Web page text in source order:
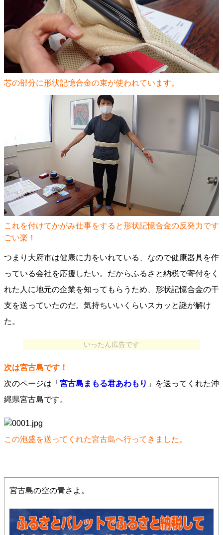
芯の部分に形状記憶合金の束が使われています。
これを付けてかがみ仕事をすると形状記憶合金の反発力です
ごい楽！
つまり大府市は健康に力をいれている、なので健康器具を作
っている会社を応援したい。だからふるさと納税で寄付をく
れた人に地元の企業を知ってもらうため、形状記憶合金の干
支を送っていたのだ。気持ちいいくらいスカッと謎が解け
た。
いったん広告です
次は宮古島です！
次のページは「 宮古島まもる君あわもり 」を送ってくれた沖
縄県宮古島です。
この泡盛を送ってくれた宮古島へ行ってきました。
宮古島の空の青さよ。